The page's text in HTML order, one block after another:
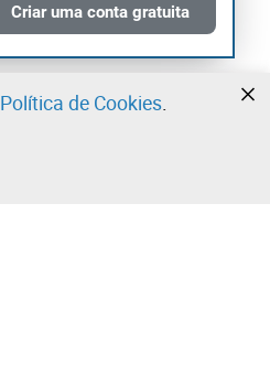
Criar uma conta gratuita
Política de Cookies.